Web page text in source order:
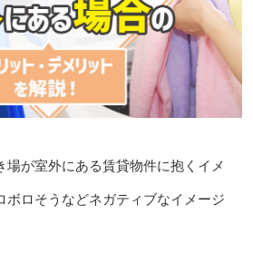
場が室外にある賃貸物件に抱くイメ
ボロそうなどネガティブなイメージ